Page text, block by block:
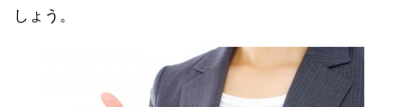
しょう。